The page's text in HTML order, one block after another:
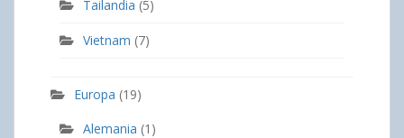
Tailandia (5)
Vietnam (7)
Europa (19)
Alemania (1)